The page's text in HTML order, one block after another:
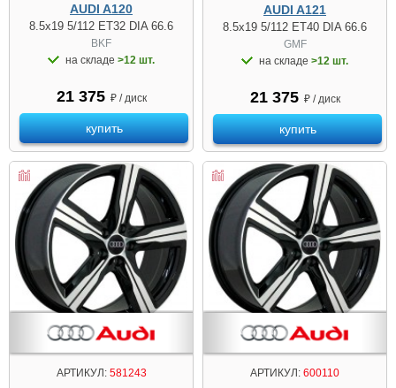
AUDI A120
8.5x19 5/112 ET32 DIA 66.6
BKF
на складе >12 шт.
21 375 ₽ / диск
купить
AUDI A121
8.5x19 5/112 ET40 DIA 66.6
GMF
на складе >12 шт.
21 375 ₽ / диск
купить
АРТИКУЛ:581243 АРТИКУЛ: 600110